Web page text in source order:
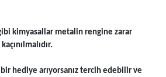
kimyasallar metalin rengine zarar
hediye arıyorsanız tercih edebilir ve